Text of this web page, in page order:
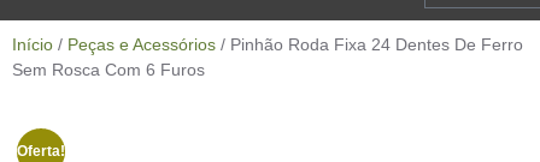
Início / Peças e Acessórios / Pinhão Roda Fixa 24 Dentes De Ferro
Sem Rosca Com 6 Furos
Oferta!